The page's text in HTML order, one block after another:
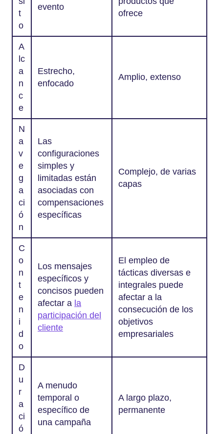
t
o
evento
ofrece
A
lc
a
n
c
e
Estrecho,
enfocado
Amplio, extenso
N
a
v
e
g
a
ci
ó
n
Las
configuraciones
simples y
limitadas están
asociadas con
compensaciones
específicas
Complejo, de varias
capas
C
o
n
t
e
n
i
d
o
Los mensajes
específicos y
concisos pueden
afectar a la
participación del
cliente
El empleo de
tácticas diversas e
integrales puede
afectar a la
consecución de los
objetivos
empresariales
D
u
r
a
ci
ó
A menudo
temporal o
específico de
una campaña
A largo plazo,
permanente